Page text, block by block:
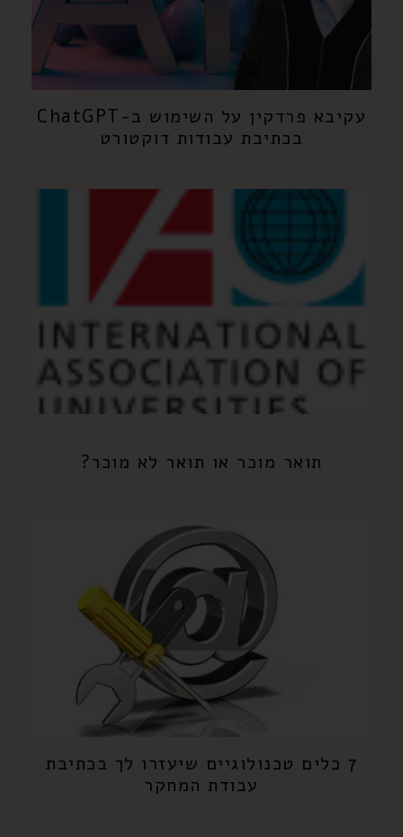
עקיבא פרדקין על השימוש ב-ChatGPT
בכתיבת עבודות דוקטורט
תואר מוכר או תואר לא מוכר?
7 כלים טכנולוגיים שיעזרו לך בכתיבת
עבודת המחקר